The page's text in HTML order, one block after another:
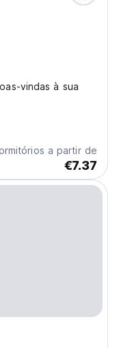
vindas à sua
a partir de
€7.37